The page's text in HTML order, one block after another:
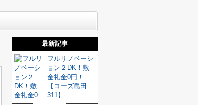
最新記事
フルリノベーシ
ョン２DK！敷
金礼金0円！
【コーズ島田
311】